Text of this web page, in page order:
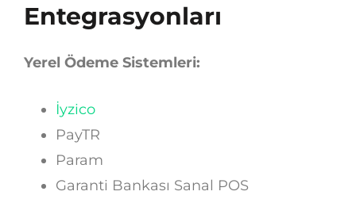
Entegrasyonları
Yerel Ödeme Sistemleri:
İyzico
PayTR
Param
Garanti Bankası Sanal POS